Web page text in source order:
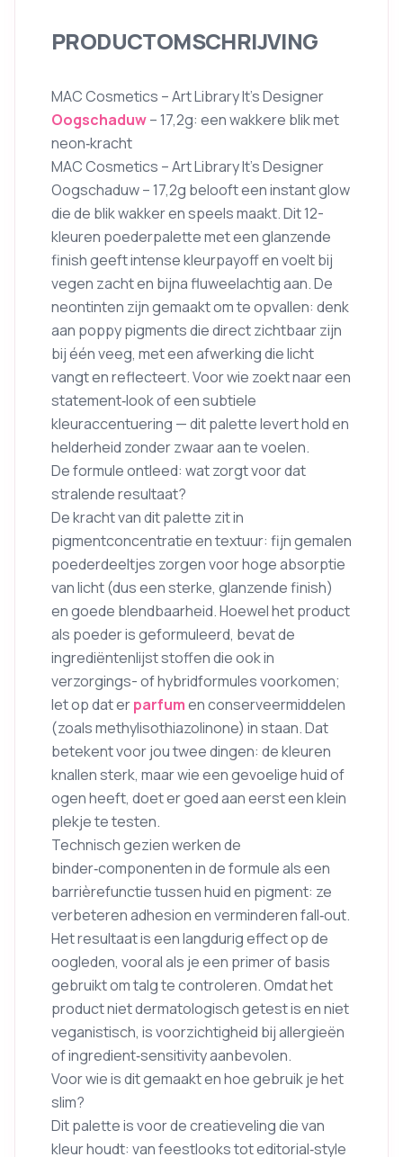
PRODUCTOMSCHRIJVING
MAC Cosmetics – Art Library It’s Designer
Oogschaduw– 17,2g: een wakkere blik met
neon‑kracht
MAC Cosmetics – Art Library It’s Designer
Oogschaduw – 17,2g belooft een instant glow
die de blik wakker en speels maakt. Dit 12-
kleuren poederpalette met een glanzende
finish geeft intense kleurpayoff en voelt bij
vegen zacht en bijna fluweelachtig aan. De
neontinten zijn gemaakt om te opvallen: denk
aan poppy pigments die direct zichtbaar zijn
bij één veeg, met een afwerking die licht
vangt en reflecteert. Voor wie zoekt naar een
statement‑look of een subtiele
kleuraccentuering — dit palette levert hold en
helderheid zonder zwaar aan te voelen.
De formule ontleed: wat zorgt voor dat
stralende resultaat?
De kracht van dit palette zit in
pigmentconcentratie en textuur: fijn gemalen
poederdeeltjes zorgen voor hoge absorptie
van licht (dus een sterke, glanzende finish)
en goede blendbaarheid. Hoewel het product
als poeder is geformuleerd, bevat de
ingrediëntenlijst stoffen die ook in
verzorgings- of hybridformules voorkomen;
let op dat erparfumen conserveermiddelen
(zoals methylisothiazolinone) in staan. Dat
betekent voor jou twee dingen: de kleuren
knallen sterk, maar wie een gevoelige huid of
ogen heeft, doet er goed aan eerst een klein
plekje te testen.
Technisch gezien werken de
binder‑componenten in de formule als een
barrièrefunctie tussen huid en pigment: ze
verbeteren adhesion en verminderen fall‑out.
Het resultaat is een langdurig effect op de
oogleden, vooral als je een primer of basis
gebruikt om talg te controleren. Omdat het
product niet dermatologisch getest is en niet
veganistisch, is voorzichtigheid bij allergieën
of ingredient‑sensitivity aanbevolen.
Voor wie is dit gemaakt en hoe gebruik je het
slim?
Dit palette is voor de creatieveling die van
kleur houdt: van feestlooks tot editorial‑style